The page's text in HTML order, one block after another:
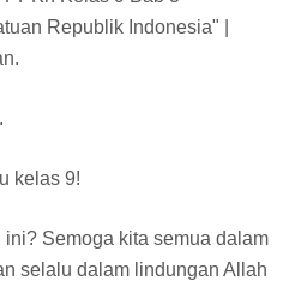
Republik Indonesia" |
kelas 9!
Semoga kita semua dalam
selalu dalam lindungan Allah